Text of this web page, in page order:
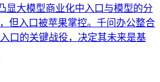
显大模型商业化中入口与模型的分
但入口被苹果掌控。千问办公整合
口的关键战役，决定其未来是基